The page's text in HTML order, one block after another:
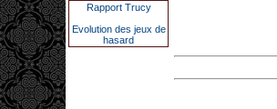
Rapport Trucy
Evolution des jeux de
hasard